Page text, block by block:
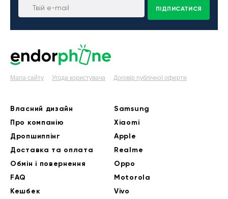
ПІДПИСАТИСЯ
Мапа сайту Угода користувача Договір публічної оферти
Власний дизайн
Про компанію
Дропшиппінг
Доставка та оплата
Обмін і повернення
FAQ
Кешбек
Samsung
Xiaomi
Apple
Realme
Oppo
Motorola
Vivo